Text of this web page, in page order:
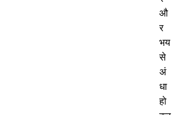
औ
र
भय
से
अं
धा
हो